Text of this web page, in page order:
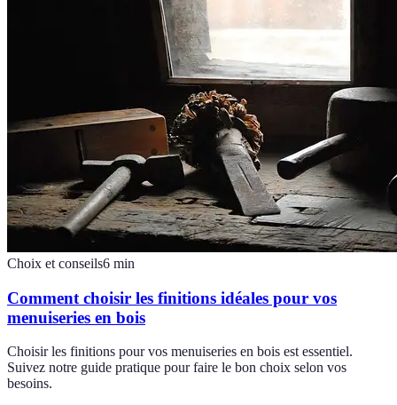
Choix et conseils6 min
Comment choisir les finitions idéales pour vos
menuiseries en bois
Choisir les finitions pour vos menuiseries en bois est essentiel.
Suivez notre guide pratique pour faire le bon choix selon vos
besoins.